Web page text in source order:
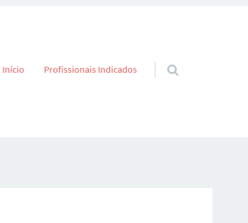
Skip to content
Início Profissionais Indicados